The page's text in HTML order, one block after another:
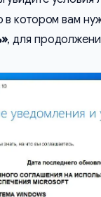
в котором вам
, для